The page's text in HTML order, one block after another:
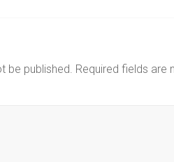
be published. Required fields are